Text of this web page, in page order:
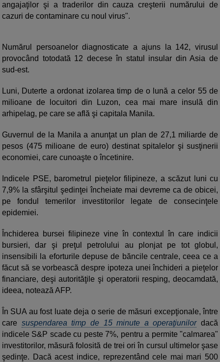
angajaţilor şi a traderilor din cauza creşterii numărului de
cazuri de contaminare cu noul virus".
Numărul persoanelor diagnosticate a ajuns la 142, virusul
provocând totodată 12 decese în statul insular din Asia de
sud-est.
Luni, Duterte a ordonat izolarea timp de o lună a celor 55 de
milioane de locuitori din Luzon, cea mai mare insulă din
arhipelag, pe care se află şi capitala Manila.
Guvernul de la Manila a anunţat un plan de 27,1 miliarde de
pesos (475 milioane de euro) destinat spitalelor şi susţinerii
economiei, care cunoaşte o încetinire.
Indicele PSE, barometrul pieţelor filipineze, a scăzut luni cu
7,9% la sfârşitul şedinţei încheiate mai devreme ca de obicei,
pe fondul temerilor investitorilor legate de consecinţele
epidemiei.
Închiderea bursei filipineze vine în contextul în care indicii
bursieri, dar şi preţul petrolului au plonjat pe tot globul,
insensibili la eforturile depuse de băncile centrale, ceea ce a
făcut să se vorbească despre ipoteza unei închideri a pieţelor
financiare, deşi autorităţile şi operatorii resping, deocamdată,
ideea, notează AFP.
În SUA au fost luate deja o serie de măsuri excepţionale, între
care suspendarea timp de 15 minute a operaţiunilordacă
indicele S&P scade cu peste 7%, pentru a permite "calmarea"
investitorilor, măsură folosită de trei ori în cursul ultimelor şase
şedinţe. Dacă acest indice, reprezentând cele mai mari 500